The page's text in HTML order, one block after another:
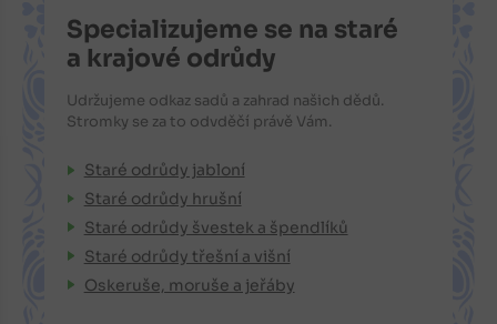
Specializujeme se na staré
a krajové odrůdy
Udržujeme odkaz sadů a zahrad našich dědů.
Stromky se za to odvděčí právě Vám.
Staré odrůdy jabloní
Staré odrůdy hrušní
Staré odrůdy švestek a špendlíků
Staré odrůdy třešní a višní
Oskeruše, moruše a jeřáby